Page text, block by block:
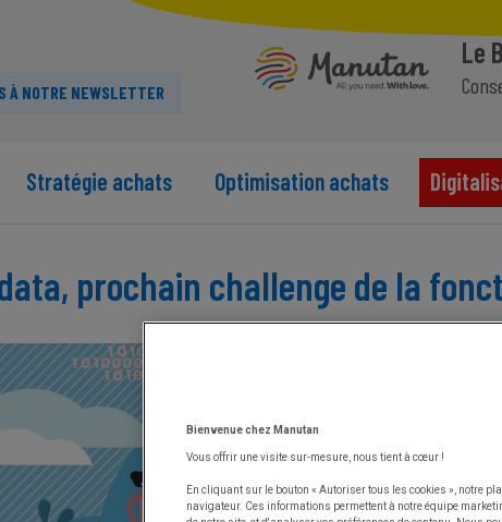
À NOTRE NEWSLETTER
Le
Stratégie achats Optimisation achats
prochain challenge de la
Bienvenue chez Manutan
Vous offrir une visite sur-mesure, nous tient à cœur !
En cliquant sur le bouton « Autoriser tous les cookies », notre
navigateur. Ces informations permettent à notre équipe